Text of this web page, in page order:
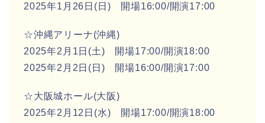
2025年1月26日(日) 開場16:00/開演17:00
☆沖縄アリーナ(沖縄)
2025年2月1日(土) 開場17:00/開演18:00
2025年2月2日(日) 開場16:00/開演17:00
☆大阪城ホール(大阪)
2025年2月12日(水) 開場17:00/開演18:00